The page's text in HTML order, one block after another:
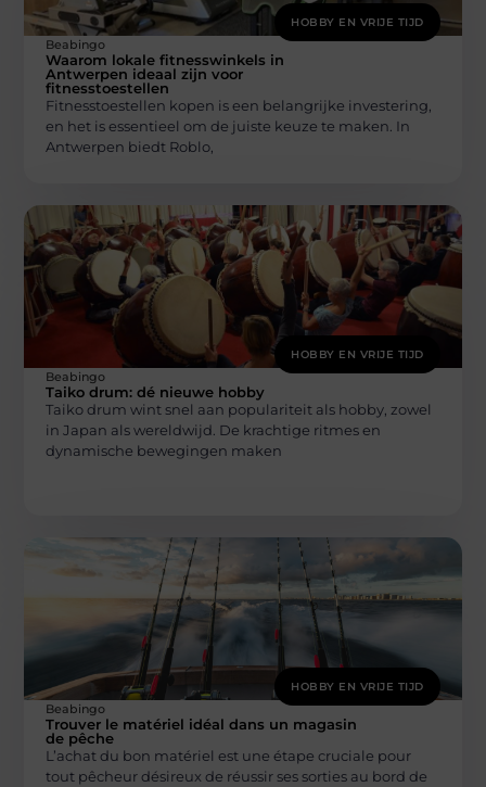
HOBBY EN VRIJE TIJD
Beabingo
Waarom lokale fitnesswinkels in
Antwerpen ideaal zijn voor
fitnesstoestellen
Fitnesstoestellen kopen is een belangrijke investering,
en het is essentieel om de juiste keuze te maken. In
Antwerpen biedt Roblo,
HOBBY EN VRIJE TIJD
Beabingo
Taiko drum: dé nieuwe hobby
Taiko drum wint snel aan populariteit als hobby, zowel
in Japan als wereldwijd. De krachtige ritmes en
dynamische bewegingen maken
HOBBY EN VRIJE TIJD
Beabingo
Trouver le matériel idéal dans un magasin
de pêche
L’achat du bon matériel est une étape cruciale pour
tout pêcheur désireux de réussir ses sorties au bord de